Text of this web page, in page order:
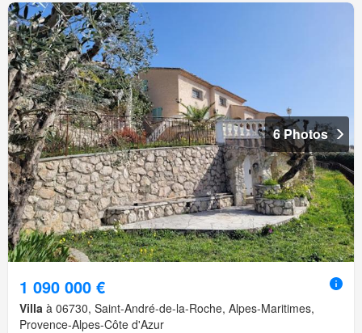
6 Photos
1 090 000 €
Villa à 06730, Saint-André-de-la-Roche, Alpes-Maritimes,
Provence-Alpes-Côte d'Azur